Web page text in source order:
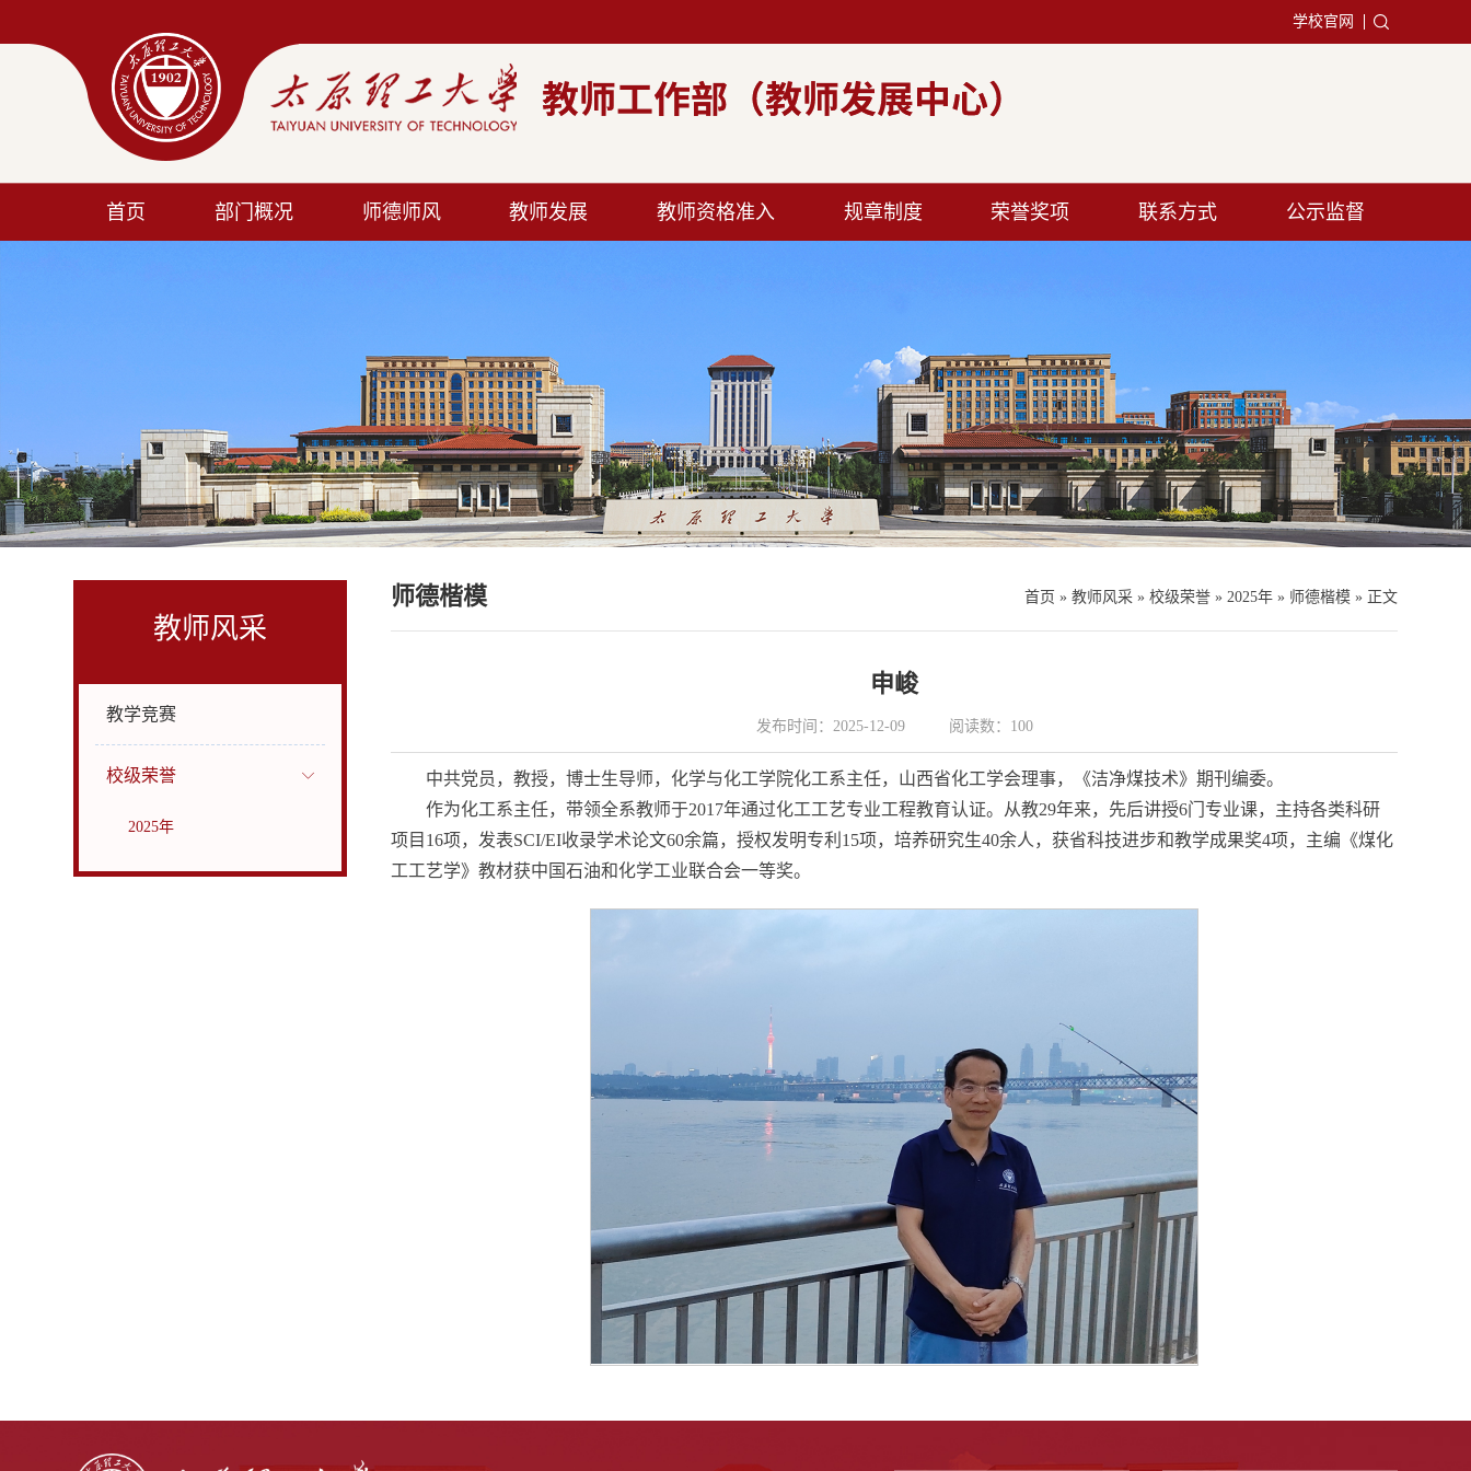
学校官网
首页 部门概况 师德师风 教师发展 教师资格准入 规章制度 荣誉奖项 联系方式 公示监督
教师风采
教学竞赛
校级荣誉
2025年
师德楷模 首页 » 教师风采» 校级荣誉» 2025年» 师德楷模» 正文
申峻
发布时间：2025-12-09 阅读数： 100
中共党员，教授，博士生导师，化学与化工学院化工系主任，山西省化工学会理事，《洁净煤技术》期刊编委。
作为化工系主任，带领全系教师于2017年通过化工工艺专业工程教育认证。从教29年来，先后讲授6门专业课，主持各类科研
项目16项，发表SCI/EI收录学术论文60余篇，授权发明专利15项，培养研究生40余人，获省科技进步和教学成果奖4项，主编《煤化
工工艺学》教材获中国石油和化学工业联合会一等奖。